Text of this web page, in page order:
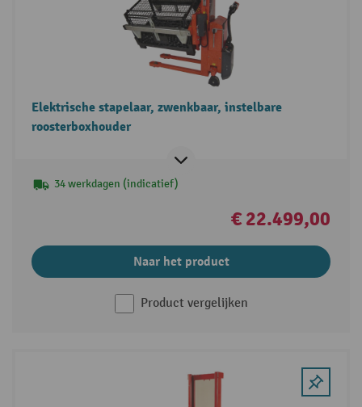
Elektrische stapelaar, zwenkbaar, instelbare
roosterboxhouder
34 werkdagen (indicatief)
€ 22.499,00
Naar het product
Product vergelijken